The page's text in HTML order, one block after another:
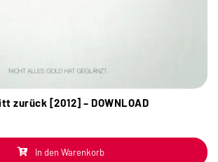
zurück [2012] – DOWNLOAD
In den Warenkorb